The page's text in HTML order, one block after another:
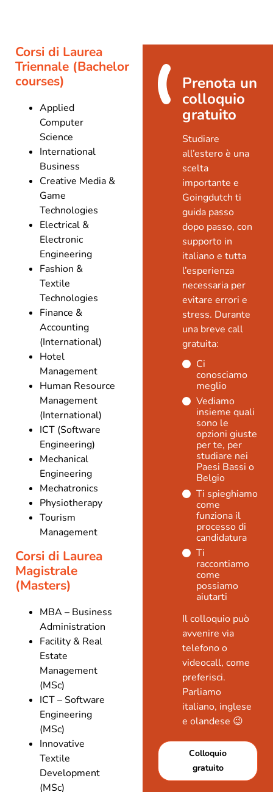
Corsi di Laurea
Triennale (Bachelor
courses)
Applied
Computer
Science
International
Business
Creative Media &
Game
Technologies
Electrical &
Electronic
Engineering
Fashion &
Textile
Technologies
Finance &
Accounting
(International)
Hotel
Management
Human Resource
Management
(International)
ICT (Software
Engineering)
Mechanical
Engineering
Mechatronics
Physiotherapy
Tourism
Management
Corsi di Laurea
Magistrale
(Masters)
MBA – Business
Administration
Facility & Real
Estate
Management
(MSc)
ICT – Software
Engineering
(MSc)
Innovative
Textile
Development
(MSc)
Prenota un
colloquio
gratuito
Studiare
all’estero è una
scelta
importante e
Goingdutch ti
guida passo
dopo passo, con
supporto in
italiano e tutta
l’esperienza
necessaria per
evitare errori e
stress. Durante
una breve call
gratuita:
Ci
conosciamo
meglio
Vediamo
insieme quali
sono le
opzioni giuste
per te, per
studiare nei
Paesi Bassi o
Belgio
Ti spieghiamo
come
funziona il
processo di
candidatura
Ti
raccontiamo
come
possiamo
aiutarti
Il colloquio può
avvenire via
telefono o
videocall, come
preferisci.
Parliamo
italiano, inglese
e olandese 😉
Colloquio
gratuito